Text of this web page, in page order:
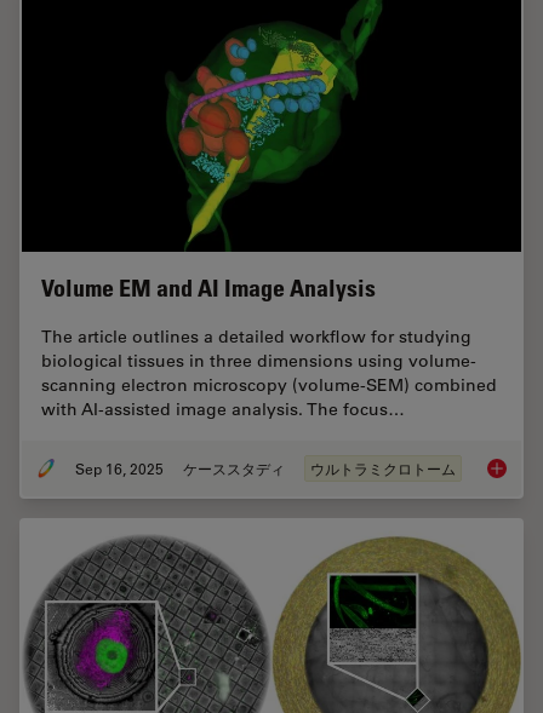
Volume EM and AI Image Analysis
The article outlines a detailed workflow for studying
biological tissues in three dimensions using volume-
scanning electron microscopy (volume-SEM) combined
with AI-assisted image analysis. The focus…
Sep 16, 2025 ケーススタディ ウルトラミクロトーム Volume